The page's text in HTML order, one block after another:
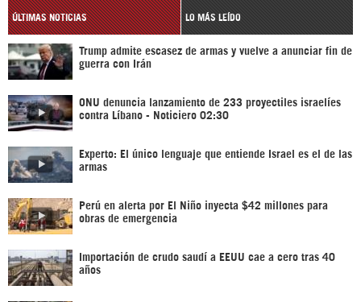
ÚLTIMAS NOTICIAS LO MÁS LEÍDO
Trump admite escasez de armas y vuelve a anunciar fin de
guerra con Irán
ONU denuncia lanzamiento de 233 proyectiles israelíes
contra Líbano - Noticiero 02:30
Experto: El único lenguaje que entiende Israel es el de las
armas
Perú en alerta por El Niño inyecta $42 millones para
obras de emergencia
Importación de crudo saudí a EEUU cae a cero tras 40
años